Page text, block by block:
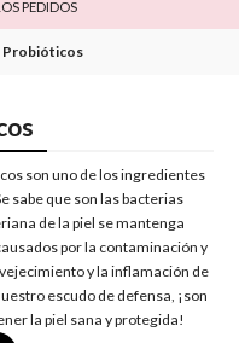
PEDIDOS
Probióticos
son uno de los ingredientes
sabe que son las bacterias
de la piel se mantenga
por la contaminación y
y la inflamación de
escudo de defensa, ¡son
la piel sana y protegida!